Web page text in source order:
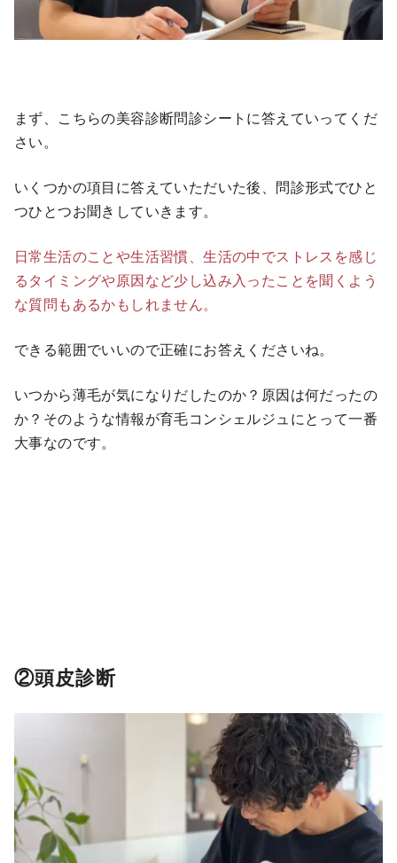
まず、こちらの美容診断問診シートに答えていってくだ
さい。
いくつかの項目に答えていただいた後、問診形式でひと
つひとつお聞きしていきます。
日常生活のことや生活習慣、生活の中でストレスを感じ
るタイミングや原因など少し込み入ったことを聞くよう
な質問もあるかもしれません。
できる範囲でいいので正確にお答えくださいね。
いつから薄毛が気になりだしたのか？原因は何だったの
か？そのような情報が育毛コンシェルジュにとって一番
大事なのです。
②頭皮診断